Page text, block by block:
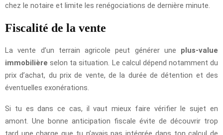
chez le notaire et limite les renégociations de dernière minute.
Fiscalité de la vente
La vente d’un terrain agricole peut générer une plus-value
immobilière selon ta situation. Le calcul dépend notamment du
prix d’achat, du prix de vente, de la durée de détention et des
éventuelles exonérations.
Si tu es dans ce cas, il vaut mieux faire vérifier le sujet en
amont. Une bonne anticipation fiscale évite de découvrir trop